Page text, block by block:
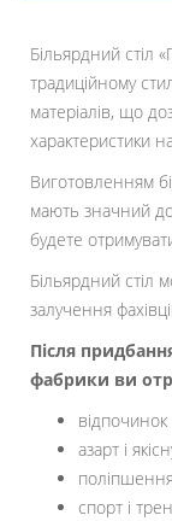
Більярдний стіл
традиційному
матеріалів, що
характеристики
Виготовленням
мають значний
будете
Більярдний стіл
залучення
Після
фабрики ви
відпочинок
азарт і
спорт і